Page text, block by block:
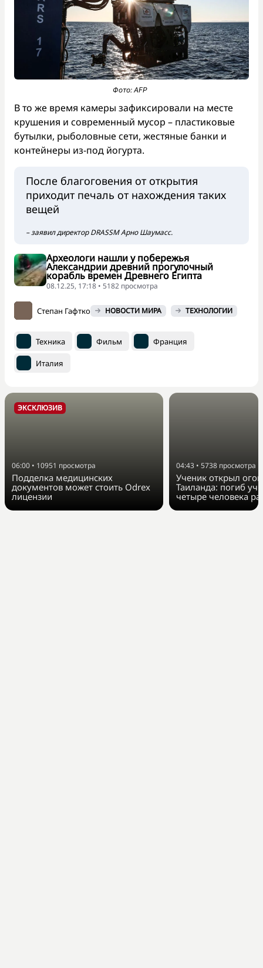
Фото: AFP
В то же время камеры зафиксировали на месте
крушения и современный мусор – пластиковые
бутылки, рыболовные сети, жестяные банки и
контейнеры из-под йогурта.
После благоговения от открытия
приходит печаль от нахождения таких
вещей
– заявил директор DRASSM Арно Шаумасс.
Археологи нашли у побережья
Александрии древний прогулочный
корабль времен Древнего Египта
08.12.25, 17:18 • 5182 просмотра
Степан Гафтко НОВОСТИ МИРА ТЕХНОЛОГИИ
Техника Фильм Франция
Италия
ЭКСКЛЮЗИВ
06:00 • 10951 просмотра
Подделка медицинских
документов может стоить Odrex
лицензии
04:43 • 5738 просмотра
Ученик открыл
Таиланда: погиб
четыре человека